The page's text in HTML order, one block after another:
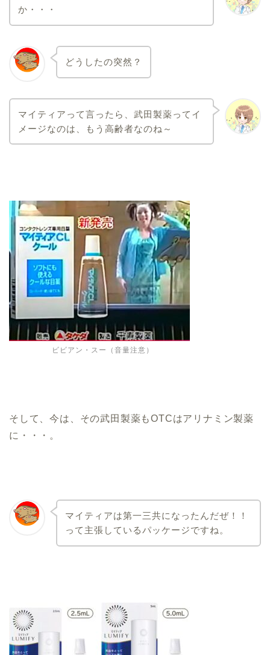
か・・・
どうしたの突然？
マイティアって言ったら、武田製薬ってイ
メージなのは、もう高齢者なのね～
ビビアン・スー（音量注意）
そして、今は、その武田製薬もOTCはアリナミン製薬
に・・・。
マイティアは第一三共になったんだぜ！！
って主張しているパッケージですね。